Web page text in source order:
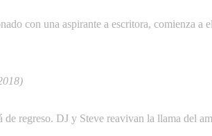
con una aspirante a escritora, comienza a
regreso. DJ y Steve reavivan la llama del